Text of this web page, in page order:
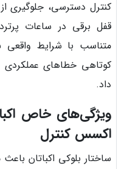
کنترل دسترسی، جلوگیری
قفل برقی در ساعات
متناسب با شرایط
کوتاهی خطاهای عملکردی
داد.
ویژگی‌های خاص
اکسس کنترل
ساختار بلوکی اکباتان